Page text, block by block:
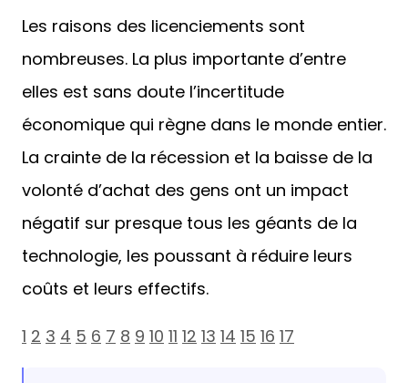
Les raisons des licenciements sont
nombreuses. La plus importante d’entre
elles est sans doute l’incertitude
économique qui règne dans le monde entier.
La crainte de la récession et la baisse de la
volonté d’achat des gens ont un impact
négatif sur presque tous les géants de la
technologie, les poussant à réduire leurs
coûts et leurs effectifs.
1 2 3 4 5 6 7 8 9 10 11 12 13 14 15 16 17